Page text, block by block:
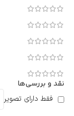
نقد و بررسی‌ها
فقط دارای تصویر